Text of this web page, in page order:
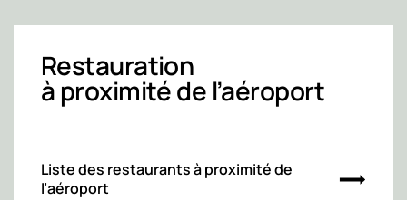
Restauration
à proximité de l’aéroport
Liste des restaurants à proximité de
l’aéroport